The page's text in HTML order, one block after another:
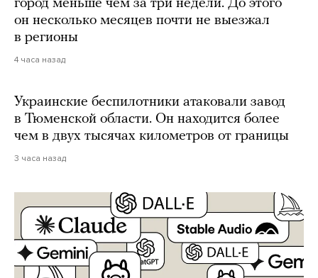
город меньше чем за три недели. До этого
он несколько месяцев почти не выезжал
в регионы
4 часа назад
Украинские беспилотники атаковали завод
в Тюменской области. Он находится более
чем в двух тысячах километров от границы
3 часа назад